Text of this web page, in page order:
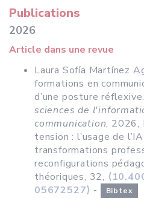
Publications
2026
Article dans une revue
Laura Sofía Martínez
formations en
d’une posture réflexive.
sciences de
communication, 2026,
tension : l’usage de
transformations
reconfigurations
théoriques, 32,
05672527⟩ - Bibtex